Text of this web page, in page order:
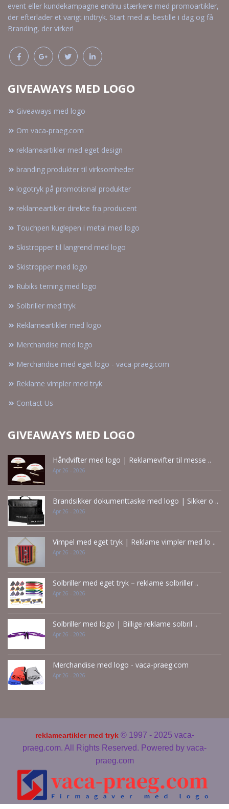
event eller kundekampagne endnu stærkere med promoartikler,
der efterlader et varigt indtryk. Start med at bestille i dag og få
Branding, der virker!
GIVEAWAYS MED LOGO
Giveaways med logo
Om vaca-praeg.com
reklameartikler med eget design
branding produkter til virksomheder
logotryk på promotional produkter
reklameartikler direkte fra producent
Touchpen kuglepen i metal med logo
Skistropper til langrend med logo
Skistropper med logo
Rubiks terning med logo
Solbriller med tryk
Reklameartikler med logo
Merchandise med logo
Merchandise med eget logo - vaca-praeg.com
Reklame vimpler med tryk
Contact Us
GIVEAWAYS MED LOGO
Håndvifter med logo | Reklamevifter til messe ..
Apr 26 - 2026
Brandsikker dokumenttaske med logo | Sikker o ..
Apr 26 - 2026
Vimpel med eget tryk | Reklame vimpler med lo ..
Apr 26 - 2026
Solbriller med eget tryk – reklame solbriller ..
Apr 26 - 2026
Solbriller med logo | Billige reklame solbril ..
Apr 26 - 2026
Merchandise med logo - vaca-praeg.com
Apr 26 - 2026
reklameartikler med tryk © 1997 - 2025 vaca-
praeg.com. All Rights Reserved. Powered by vaca-
praeg.com